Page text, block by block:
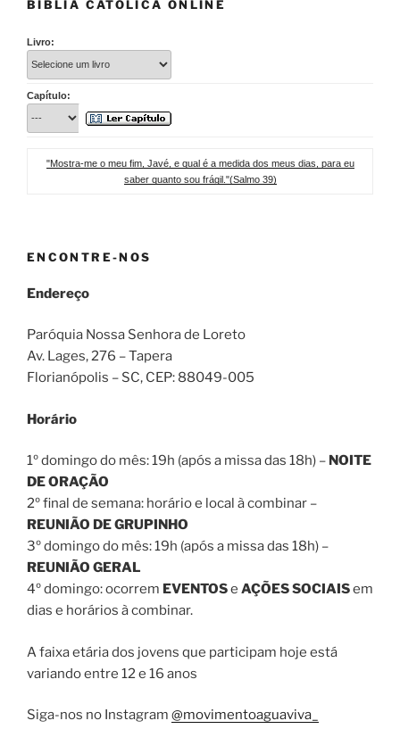
BÍBLIA CATÓLICA ONLINE
Livro:
Capítulo:
"Mostra-me o meu fim, Javé, e qual é a medida dos meus dias, para eu
saber quanto sou frágil."(Salmo 39)
ENCONTRE-NOS
Endereço
Paróquia Nossa Senhora de Loreto
Av. Lages, 276 – Tapera
Florianópolis – SC, CEP: 88049-005
Horário
1º domingo do mês: 19h (após a missa das 18h) – NOITE
DE ORAÇÃO
2º final de semana: horário e local à combinar –
REUNIÃO DE GRUPINHO
3º domingo do mês: 19h (após a missa das 18h) –
REUNIÃO GERAL
4º domingo: ocorrem EVENTOSe AÇÕES SOCIAISem
dias e horários à combinar.
A faixa etária dos jovens que participam hoje está
variando entre 12 e 16 anos
Siga-nos no Instagram @movimentoaguaviva_